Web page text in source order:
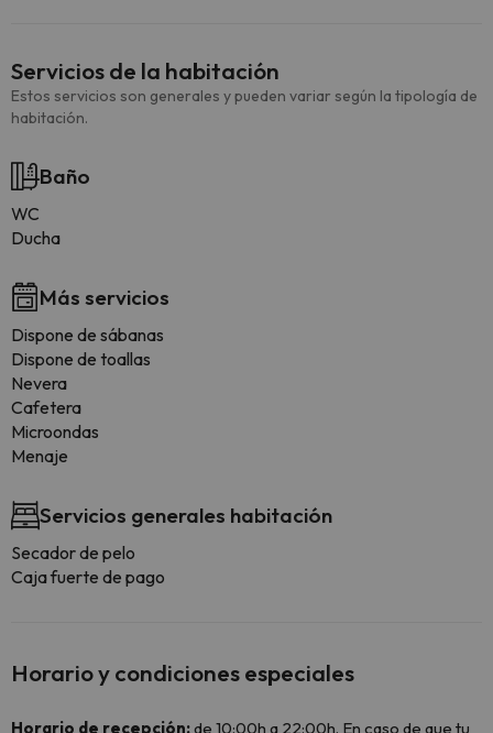
Servicios de la habitación
Estos servicios son generales y pueden variar según la tipología de
habitación.
Baño
WC
Ducha
Más servicios
Dispone de sábanas
Dispone de toallas
Nevera
Cafetera
Microondas
Menaje
Servicios generales habitación
Secador de pelo
Caja fuerte de pago
Horario y condiciones especiales
Horario de recepción:de 10:00h a 22:00h. En caso de que tu